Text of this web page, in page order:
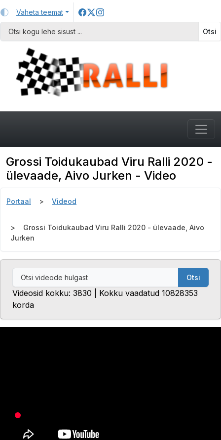
Vaheta teemat
Otsi
Grossi Toidukaubad Viru Ralli 2020 -
ülevaade, Aivo Jurken - Video
Portaal Videod
Grossi Toidukaubad Viru Ralli 2020 - ülevaade, Aivo
Jurken
Otsi
Videosid kokku: 3830 | Kokku vaadatud 10828353
korda